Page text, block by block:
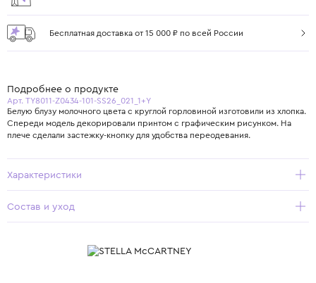
Бесплатная доставка от 15 000 ₽ по всей России
Подробнее о продукте
Арт. TY8011-Z0434-101-SS26_021_1+Y
Белую блузу молочного цвета с круглой горловиной изготовили из хлопка.
Спереди модель декорировали принтом с графическим рисунком. На
плече сделали застежку-кнопку для удобства переодевания.
Характеристики
Состав и уход